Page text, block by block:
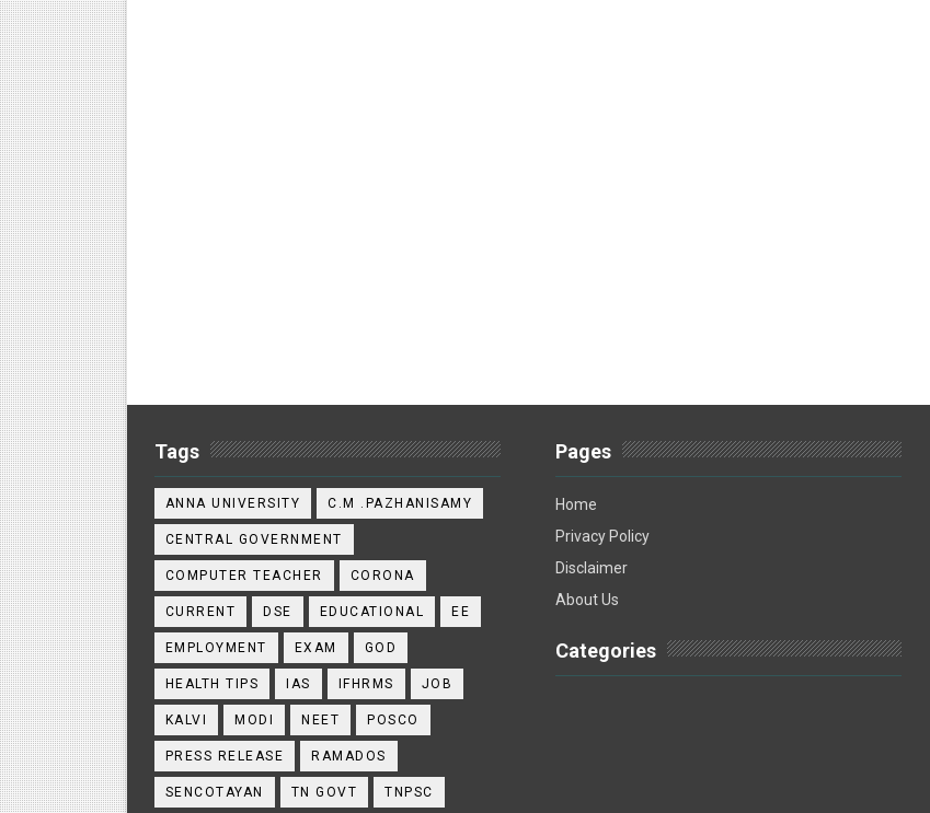
Tags
ANNA UNIVERSITY C.M .PAZHANISAMY
CENTRAL GOVERNMENT
COMPUTER TEACHER CORONA
CURRENT DSE EDUCATIONAL EE
EMPLOYMENT EXAM GOD
HEALTH TIPS IAS IFHRMS JOB
KALVI MODI NEET POSCO
PRESS RELEASE RAMADOS
SENCOTAYAN TN GOVT TNPSC
Pages
Home
Privacy Policy
Disclaimer
About Us
Categories